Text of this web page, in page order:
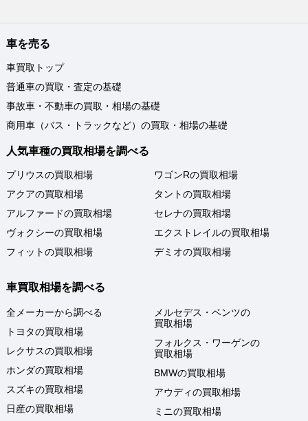
車を売る
車買取トップ
普通車の買取・査定の基礎
事故車・不動車の買取・相場の基礎
商用車（バス・トラックなど）の買取・相場の基礎
人気車種の買取相場を調べる
プリウスの買取相場
アクアの買取相場
アルファードの買取相場
ヴォクシーの買取相場
フィットの買取相場
ワゴンRの買取相場
タントの買取相場
セレナの買取相場
エクストレイルの買取相場
デミオの買取相場
車買取相場を調べる
全メーカーから調べる
トヨタの買取相場
レクサスの買取相場
ホンダの買取相場
スズキの買取相場
日産の買取相場
メルセデス・ベンツの
買取相場
フォルクス・ワーゲンの
買取相場
BMWの買取相場
アウディの買取相場
ミニの買取相場